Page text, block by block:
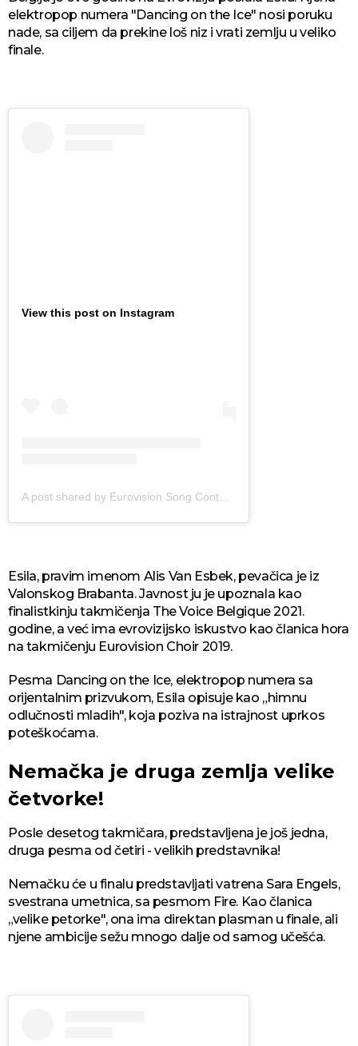
elektropop numera "Dancing on the Ice" nosi poruku
nade, sa ciljem da prekine loš niz i vrati zemlju u veliko
finale.
View this post on Instagram
A post shared by Eurovision Song Contest (@eurovision)
Esila, pravim imenom Alis Van Esbek, pevačica je iz
Valonskog Brabanta. Javnost ju je upoznala kao
finalistkinju takmičenja The Voice Belgique 2021.
godine, a već ima evrovizijsko iskustvo kao članica hora
na takmičenju Eurovision Choir 2019.
Pesma Dancing on the Ice, elektropop numera sa
orijentalnim prizvukom, Esila opisuje kao „himnu
odlučnosti mladih", koja poziva na istrajnost uprkos
poteškoćama.
Nemačka je druga zemlja velike
četvorke!
Posle desetog takmičara, predstavljena je još jedna,
druga pesma od četiri - velikih predstavnika!
Nemačku će u finalu predstavljati vatrena Sara Engels,
svestrana umetnica, sa pesmom Fire. Kao članica
„velike petorke", ona ima direktan plasman u finale, ali
njene ambicije sežu mnogo dalje od samog učešća.